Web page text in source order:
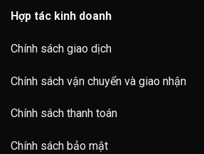
Hợp tác kinh doanh
Chính sách giao dịch
Chính sách vận chuyển và giao nhận
Chính sách thanh toán
Chính sách bảo mật